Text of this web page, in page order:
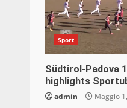
Sport
Südtirol-Padova
highlights
admin Maggio